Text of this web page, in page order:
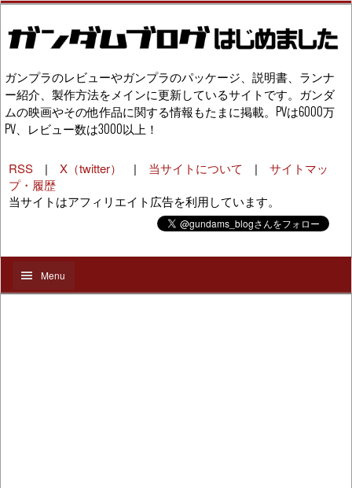
ガンプラのレビューやガンプラのパッケージ、説明書、ランナ
ー紹介、製作方法をメインに更新しているサイトです。ガンダ
ムの映画やその他作品に関する情報もたまに掲載。PVは6000万
PV、レビュー数は3000以上！
RSS | X（twitter） | 当サイトについて | サイトマッ
プ・履歴
当サイトはアフィリエイト広告を利用しています。
Menu